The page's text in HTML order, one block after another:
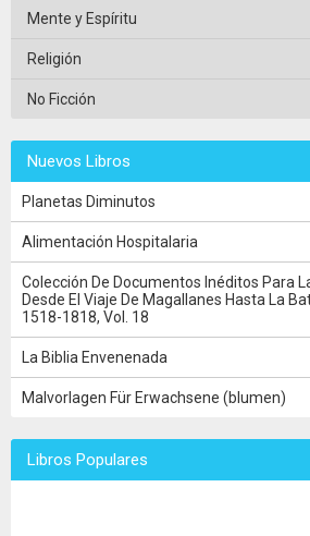
Mente y Espíritu
Religión
No Ficción
Nuevos Libros
Planetas Diminutos
Alimentación Hospitalaria
Colección De Documentos Inéditos Para
Desde El Viaje De Magallanes Hasta La
1518-1818, Vol. 18
La Biblia Envenenada
Malvorlagen Für Erwachsene (blumen)
Libros Populares